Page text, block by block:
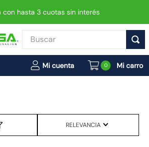
con hasta 3 cuotas sin interés
Buscar
0
RELEVANCIA
TÉRMINOS MÁS BUSCADOS
1.
interruptor
foco